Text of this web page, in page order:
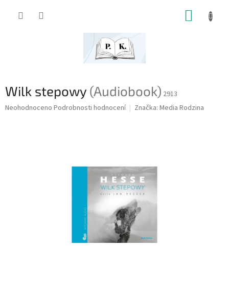
Wilk stepowy (Audiobook) 2913
Průměrné
Neohodnoceno Podrobnosti hodnocení Značka: Media Rodzina